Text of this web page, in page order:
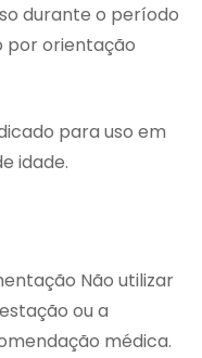
durante o período
por orientação
para uso em
idade.
Não utilizar
ou a
médica.